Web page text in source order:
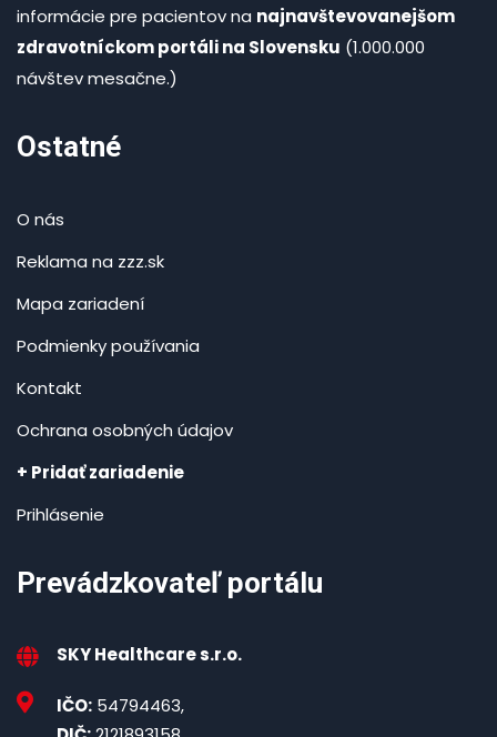
informácie pre pacientov na najnavštevovanejšom
zdravotníckom portáli na Slovensku (1.000.000
návštev mesačne.)
Ostatné
O nás
Reklama na zzz.sk
Mapa zariadení
Podmienky používania
Kontakt
Ochrana osobných údajov
+ Pridať zariadenie
Prihlásenie
Prevádzkovateľ portálu
SKY Healthcare s.r.o.
IČO: 54794463,